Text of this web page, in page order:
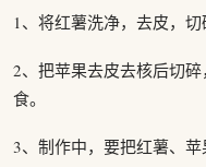
1、将红薯洗净，去皮，切
2、把苹果去皮去核后切
食。
3、制作中，要把红薯、苹